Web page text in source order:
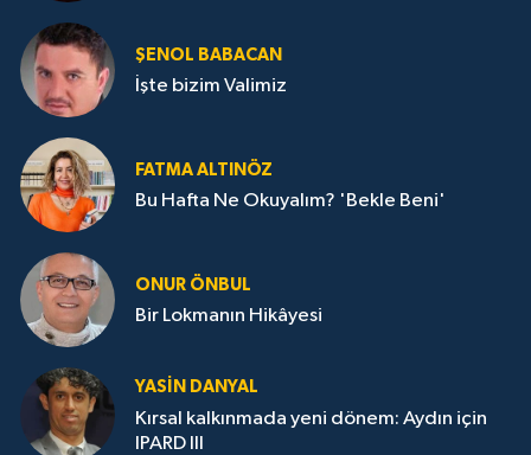
ŞENOL BABACAN
İşte bizim Valimiz
FATMA ALTINÖZ
Bu Hafta Ne Okuyalım? 'Bekle Beni'
ONUR ÖNBUL
Bir Lokmanın Hikâyesi
YASIN DANYAL
Kırsal kalkınmada yeni dönem: Aydın için
IPARD III